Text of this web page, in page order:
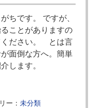
ちです。 ですが、
ことがありますの
ください。 とは言
面倒な方へ。簡単
します。
ー： 未分類